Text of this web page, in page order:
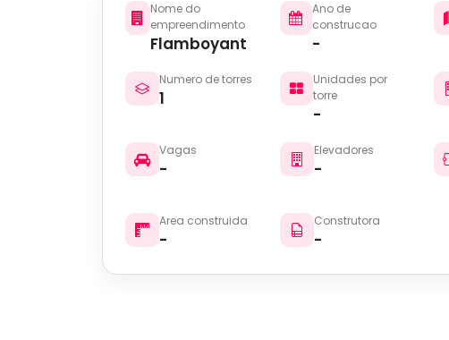
Nome do
empreendimento
Flamboyant
Ano de
construcao
-
Numero de torres
1
Unidades por
torre
-
Vagas
-
Elevadores
-
Area construida
-
Construtora
-